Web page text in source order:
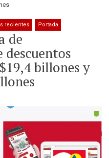
recientes Portada
de
descuentos
billones y